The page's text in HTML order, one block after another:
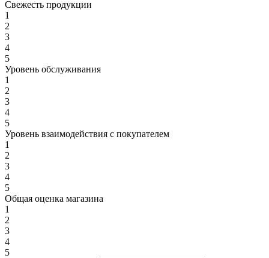
Свежесть продукции
1
2
3
4
5
Уровень обслуживания
1
2
3
4
5
Уровень взаимодействия с покупателем
1
2
3
4
5
Общая оценка магазина
1
2
3
4
5